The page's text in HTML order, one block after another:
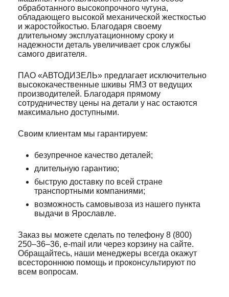
обработанного высокопрочного чугуна,
обладающего высокой механической жесткостью
и жаростойкостью. Благодаря своему
длительному эксплуатационному сроку и
надежности деталь увеличивает срок службы
самого двигателя.
ПАО «АВТОДИЗЕЛЬ» предлагает исключительно
высококачественные шкивы ЯМЗ от ведущих
производителей. Благодаря прямому
сотрудничеству цены на детали у нас остаются
максимально доступными.
Своим клиентам мы гарантируем:
безупречное качество деталей;
длительную гарантию;
быструю доставку по всей стране
транспортными компаниями;
возможность самовывоза из нашего пункта
выдачи в Ярославле.
Заказ вы можете сделать по телефону 8 (800)
250–36–36, e-mail или через корзину на сайте.
Обращайтесь, наши менеджеры всегда окажут
всестороннюю помощь и проконсультируют по
всем вопросам.